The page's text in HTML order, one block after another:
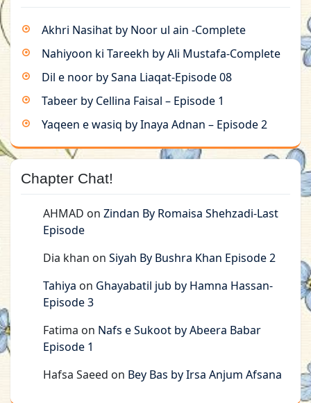
Akhri Nasihat by Noor ul ain -Complete
Nahiyoon ki Tareekh by Ali Mustafa-Complete
Dil e noor by Sana Liaqat-Episode 08
Tabeer by Cellina Faisal – Episode 1
Yaqeen e wasiq by Inaya Adnan – Episode 2
Chapter Chat!
AHMAD on Zindan By Romaisa Shehzadi-Last
Episode
Dia khan on Siyah By Bushra Khan Episode 2
Tahiya on Ghayabatil jub by Hamna Hassan-
Episode 3
Fatima on Nafs e Sukoot by Abeera Babar
Episode 1
Hafsa Saeed on Bey Bas by Irsa Anjum Afsana